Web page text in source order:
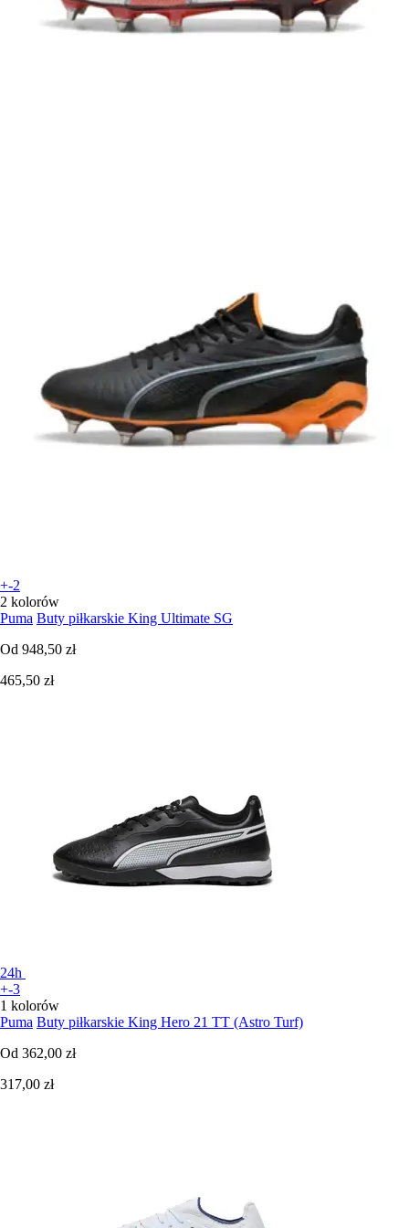
+-2
2 kolorów
Puma Buty piłkarskie King Ultimate SG
Od 948,50 zł
465,50 zł
24h
+-3
1 kolorów
Puma Buty piłkarskie King Hero 21 TT (Astro Turf)
Od 362,00 zł
317,00 zł